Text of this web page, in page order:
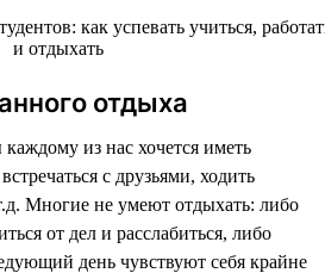
отдыха
из нас хочется иметь
с друзьями, ходить
Многие не умеют отдыхать: либо
от дел и расслабиться, либо
день чувствуют себя крайне